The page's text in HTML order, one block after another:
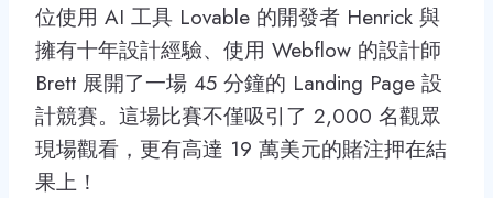
位使用 AI 工具 Lovable 的開發者 Henrick 與
擁有十年設計經驗、使用 Webflow 的設計師
Brett 展開了一場 45 分鐘的 Landing Page 設
計競賽。這場比賽不僅吸引了 2,000 名觀眾
現場觀看，更有高達 19 萬美元的賭注押在結
果上！